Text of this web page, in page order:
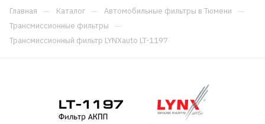
Главная — Каталог — Автомобильные фильтры в Тюмени —
Трансмиссионные фильтры —
Трансмиссионный фильтр LYNXauto LT-1197